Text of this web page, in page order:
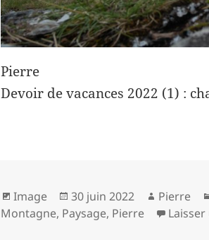
Pierre
Devoir de vacances 2022 (1) :
Format
Image
Publié
le
30 juin 2022 Auteur
Pierre
Montagne, Paysage, Pierre